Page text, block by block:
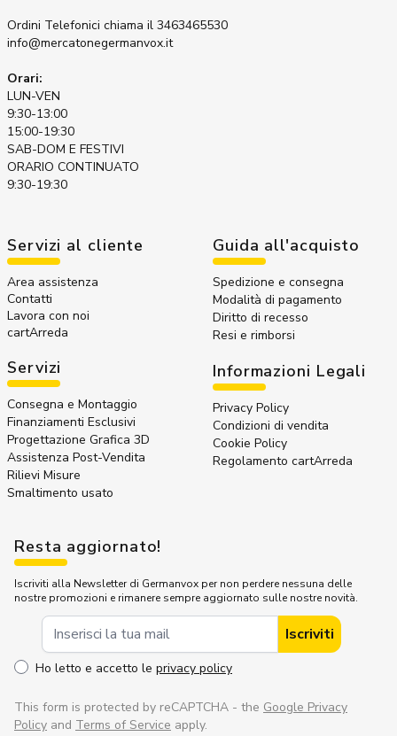
Ordini Telefonici chiama il 3463465530
info@mercatonegermanvox.it
Orari:
LUN-VEN
9:30-13:00
15:00-19:30
SAB-DOM E FESTIVI
ORARIO CONTINUATO
9:30-19:30
Servizi al cliente
Area assistenza
Contatti
Lavora con noi
cartArreda
Servizi
Consegna e Montaggio
Finanziamenti Esclusivi
Progettazione Grafica 3D
Assistenza Post-Vendita
Rilievi Misure
Smaltimento usato
Guida all'acquisto
Spedizione e consegna
Modalità di pagamento
Diritto di recesso
Resi e rimborsi
Informazioni Legali
Privacy Policy
Condizioni di vendita
Cookie Policy
Regolamento cartArreda
Resta aggiornato!
Iscriviti alla Newsletter di Germanvox per non perdere nessuna delle
nostre promozioni e rimanere sempre aggiornato sulle nostre novità.
Iscriviti
Ho letto e accetto le privacy policy
This form is protected by reCAPTCHA - the Google Privacy
Policy and Terms of Service apply.